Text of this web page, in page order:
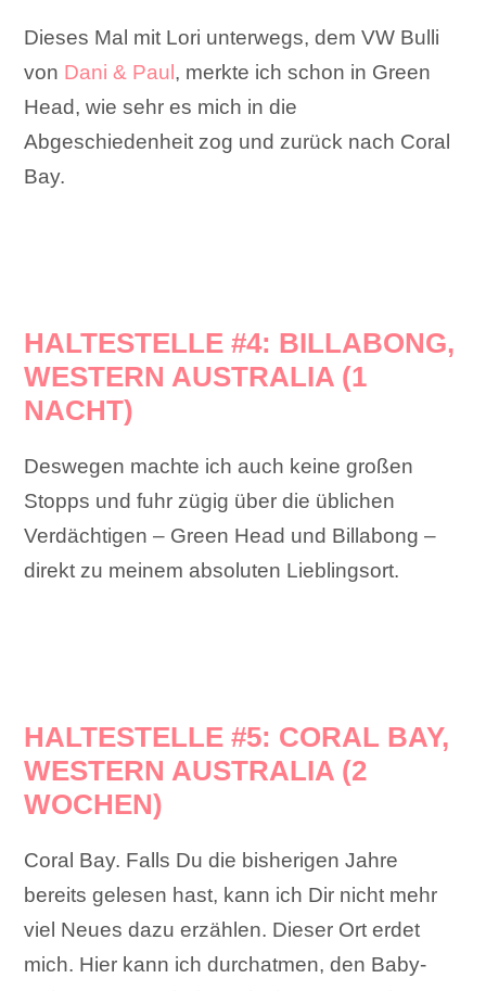
Dieses Mal mit Lori unterwegs, dem VW Bulli
von Dani & Paul , merkte ich schon in Green
Head, wie sehr es mich in die
Abgeschiedenheit zog und zurück nach Coral
Bay.
HALTESTELLE #4: BILLABONG,
WESTERN AUSTRALIA (1
NACHT)
Deswegen machte ich auch keine großen
Stopps und fuhr zügig über die üblichen
Verdächtigen – Green Head und Billabong –
direkt zu meinem absoluten Lieblingsort.
HALTESTELLE #5: CORAL BAY,
WESTERN AUSTRALIA (2
WOCHEN)
Coral Bay. Falls Du die bisherigen Jahre
bereits gelesen hast, kann ich Dir nicht mehr
viel Neues dazu erzählen. Dieser Ort erdet
mich. Hier kann ich durchatmen, den Baby-